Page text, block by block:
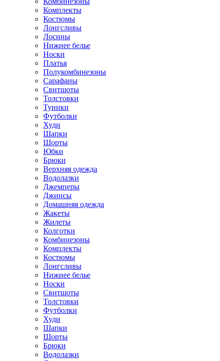
Комплекты
Костюмы
Лонгсливы
Лосины
Нижнее белье
Носки
Платья
Полукомбинезоны
Сарафаны
Свитшоты
Толстовки
Туники
Футболки
Худи
Шапки
Шорты
Юбки
Брюки
Верхняя одежда
Водолазки
Джемперы
Джинсы
Домашняя одежда
Жакеты
Жилеты
Колготки
Комбинезоны
Комплекты
Костюмы
Лонгсливы
Нижнее белье
Носки
Свитшоты
Толстовки
Футболки
Худи
Шапки
Шорты
Брюки
Водолазки